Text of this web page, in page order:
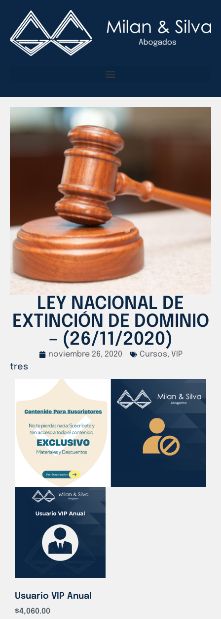
LEY NACIONAL DE
EXTINCIÓN DE DOMINIO
– (26/11/2020)
noviembre 26, 2020 Cursos, VIP
tres
Usuario VIP Anual
$4,060.00